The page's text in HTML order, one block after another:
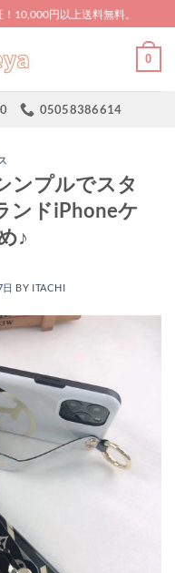
10,000円以上送料無料。
0
05058386614
ンプルでスタ
ンドiPhoneケ
♪
BY ITACHI